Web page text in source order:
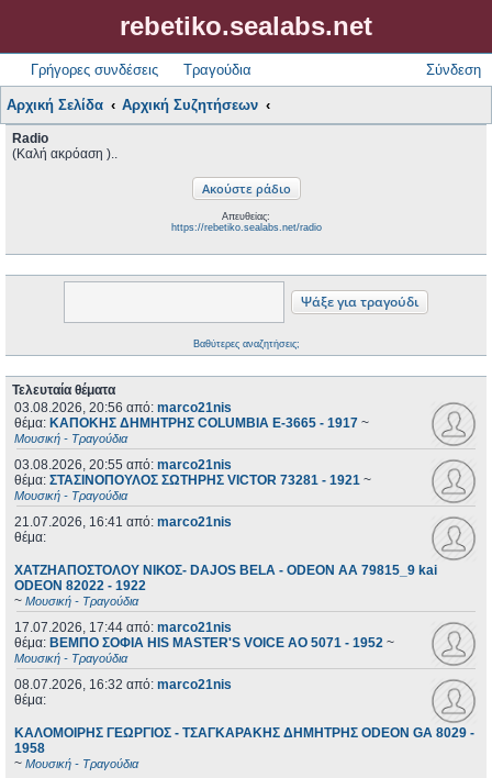
rebetiko.sealabs.net
Γρήγορες συνδέσεις Τραγούδια Σύνδεση
Αρχική Σελίδα Αρχική Συζητήσεων
Radio
(Καλή ακρόαση )..
Απευθείας:
https://rebetiko.sealabs.net/radio
Βαθύτερες αναζητήσεις;
Τελευταία θέματα
03.08.2026, 20:56 από: marco21nis
θέμα: ΚΑΠΟΚΗΣ ΔΗΜΗΤΡΗΣ COLUMBIA E-3665 - 1917 ~
Μουσική - Τραγούδια
03.08.2026, 20:55 από: marco21nis
θέμα: ΣΤΑΣΙΝΟΠΟΥΛΟΣ ΣΩΤΗΡΗΣ VICTOR 73281 - 1921 ~
Μουσική - Τραγούδια
21.07.2026, 16:41 από: marco21nis
θέμα:
ΧΑΤΖΗΑΠΟΣΤΟΛΟΥ ΝΙΚΟΣ- DAJOS BELA - ODEON AA 79815_9 kai
ODEON 82022 - 1922
~ Μουσική - Τραγούδια
17.07.2026, 17:44 από: marco21nis
θέμα: ΒΕΜΠΟ ΣΟΦΙΑ HIS MASTER'S VOICE AO 5071 - 1952 ~
Μουσική - Τραγούδια
08.07.2026, 16:32 από: marco21nis
θέμα:
ΚΑΛΟΜΟΙΡΗΣ ΓΕΩΡΓΙΟΣ - ΤΣΑΓΚΑΡΑΚΗΣ ΔΗΜΗΤΡΗΣ ODEON GA 8029 -
1958
~ Μουσική - Τραγούδια